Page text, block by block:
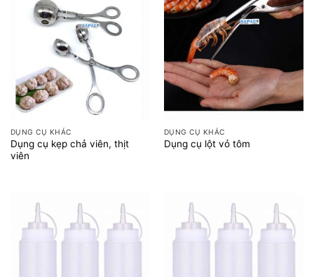
DỤNG CỤ KHÁC
Dụng cụ kẹp chả viên, thịt
viên
DỤNG CỤ KHÁC
Dụng cụ lột vỏ tôm